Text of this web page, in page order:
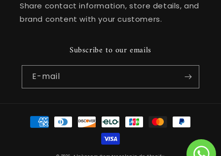
Share contact information, store details, and
brand content with your customers.
Subscribe to our emails
E-mail
Formas